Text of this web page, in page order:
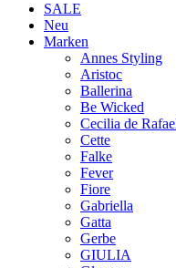
SALE
Neu
Marken
Annes Styling
Aristoc
Ballerina
Be Wicked
Cecilia de
Cette
Falke
Fever
Fiore
Gabriella
Gatta
Gerbe
GIULIA